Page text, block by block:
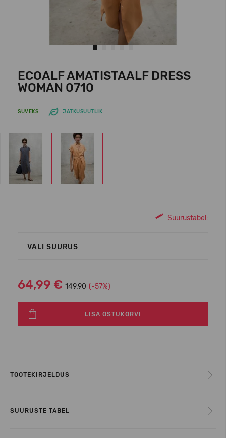
ECOALF AMATISTAALF DRESS
WOMAN 0710
SUVEKS JÄTKUSUUTLIK
Suurustabel:
VALI SUURUS
64,99 € 149.90 (-57%)
LISA OSTUKORVI
TOOTEKIRJELDUS
SUURUSTE TABEL